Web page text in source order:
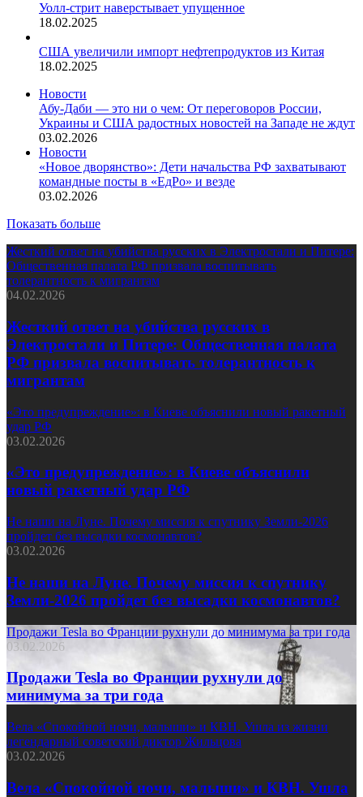
Уолл-стрит наверстывает упущенное
18.02.2025
США увеличили импорт нефтепродуктов из Китая
18.02.2025
Новости
Абу-Даби — это ни о чем: От переговоров России,
Украины и США радостных новостей на Западе не ждут
03.02.2026
Новости
«Новое дворянство»: Дети начальства РФ захватывают
командные посты в «ЕдРо» и везде
03.02.2026
Показать больше
Жесткий ответ на убийства русских в Электростали и Питере:
Общественная палата РФ призвала воспитывать
толерантность к мигрантам
04.02.2026
Жесткий ответ на убийства русских в
Электростали и Питере: Общественная палата
РФ призвала воспитывать толерантность к
мигрантам
«Это предупреждение»: в Киеве объяснили новый ракетный
удар РФ
03.02.2026
«Это предупреждение»: в Киеве объяснили
новый ракетный удар РФ
Не наши на Луне. Почему миссия к спутнику Земли-2026
пройдет без высадки космонавтов?
03.02.2026
Не наши на Луне. Почему миссия к спутнику
Земли-2026 пройдет без высадки космонавтов?
Продажи Tesla во Франции рухнули до минимума за три года
03.02.2026
Продажи Tesla во Франции рухнули до
минимума за три года
Вела «Спокойной ночи, малыши» и КВН. Ушла из жизни
легендарный советский диктор Жильцова
03.02.2026
Вела «Спокойной ночи, малыши» и КВН. Ушла